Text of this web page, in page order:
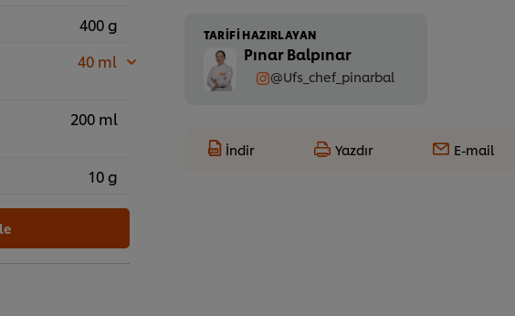
400 g
40 ml
200 ml
10 g
TARIFI HAZIRLAYAN
Pınar Balpınar
@Ufs_chef_pinarbal
İndir Yazdır E-mail